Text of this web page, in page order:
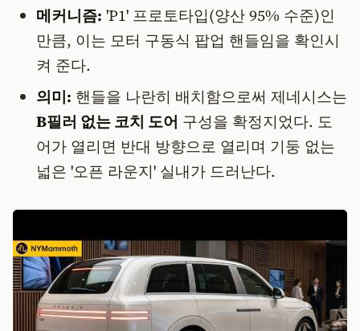
메커니즘: 'P1' 프로토타입(양산 95% 수준)인
만큼, 이는 모터 구동식 팝업 핸들임을 확인시
켜 준다.
의미: 핸들을 나란히 배치함으로써 제네시스는
B필러 없는 코치 도어 구성을 확정지었다. 도
어가 열리면 반대 방향으로 열리며 기둥 없는
넓은 '오픈 라운지' 실내가 드러난다.